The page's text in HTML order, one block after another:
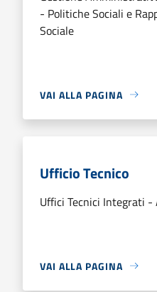
- Politiche Sociali e
Sociale
VAI ALLA PAGINA
Ufficio Tecnico
Uffici Tecnici Integrati
VAI ALLA PAGINA